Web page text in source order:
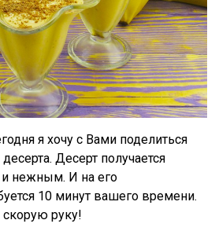
я хочу с Вами поделиться
Десерт получается
нежным. И на его
10 минут вашего времени.
скорую руку!